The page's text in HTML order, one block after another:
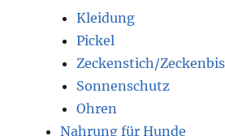
Xoloitzcuintle Haut
Kleidung
Pickel
Zeckenstich/Zeckenbiss
Sonnenschutz
Ohren